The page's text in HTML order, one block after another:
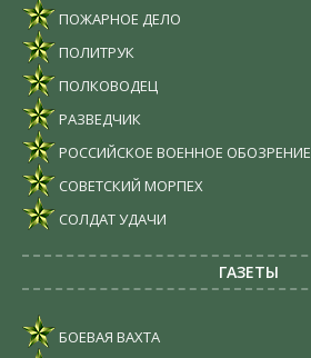
ПОЖАРНОЕ ДЕЛО
ПОЛИТРУК
ПОЛКОВОДЕЦ
РАЗВЕДЧИК
РОССИЙСКОЕ ВОЕННОЕ ОБОЗРЕНИЕ
СОВЕТСКИЙ МОРПЕХ
СОЛДАТ УДАЧИ
ГАЗЕТЫ
БОЕВАЯ ВАХТА